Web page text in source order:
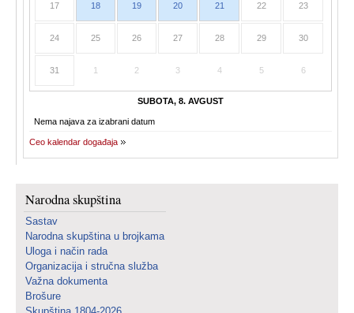
17 18 19 20 21 22 23
24 25 26 27 28 29 30
31 1 2 3 4 5 6
SUBOTA, 8. AVGUST
Nema najava za izabrani datum
Ceo kalendar događaja
Narodna skupština
Sastav
Narodna skupština u brojkama
Uloga i način rada
Organizacija i stručna služba
Važna dokumenta
Brošure